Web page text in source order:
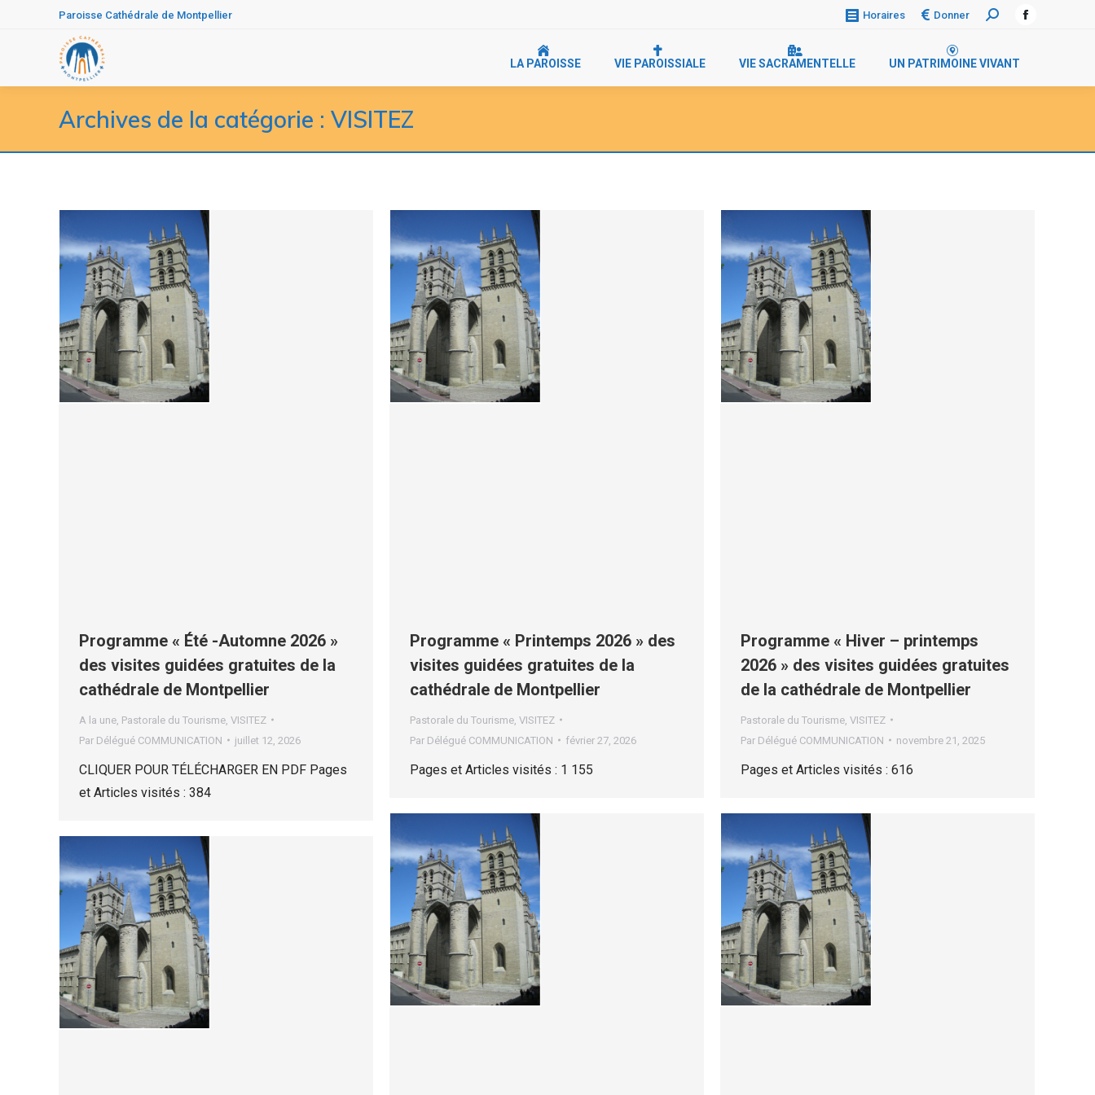
Paroisse Cathédrale de Montpellier Horaires Donner
Recherche
Facebook
in
LA PAROISSE VIE PAROISSIALE VIE SACRAMENTELLE UN PATRIMOINE VIVANT
Archives de la catégorie : VISITEZ
Programme « Été -Automne 2026 »
des visites guidées gratuites de la
cathédrale de Montpellier
A la une Pastorale du Tourisme VISITEZ
Par Délégué COMMUNICATION juillet 12, 2026
CLIQUER POUR TÉLÉCHARGER EN PDF Pages
et Articles visités : 384
Programme « Printemps 2026 » des
visites guidées gratuites de la
cathédrale de Montpellier
Pastorale du Tourisme VISITEZ
Par Délégué COMMUNICATION février 27, 2026
Pages et Articles visités : 1 155
Programme « Hiver – printemps
2026 » des visites guidées gratuites
de la cathédrale de Montpellier
Pastorale du Tourisme VISITEZ
Par Délégué COMMUNICATION novembre 21, 2025
Pages et Articles visités : 616